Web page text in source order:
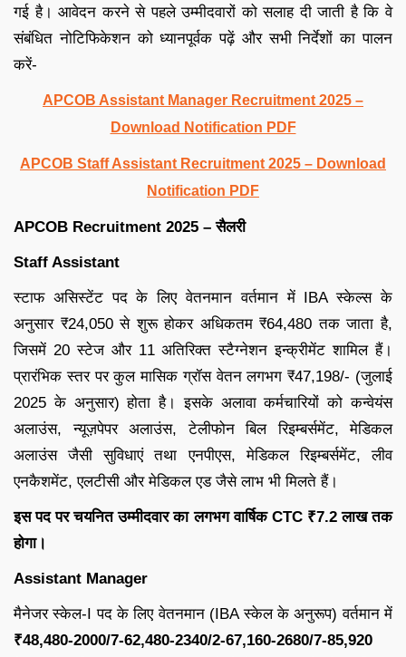
गई है। आवेदन करने से पहले उम्मीदवारों को सलाह दी जाती है कि वे
संबंधित नोटिफिकेशन को ध्यानपूर्वक पढ़ें और सभी निर्देशों का पालन
करें-
APCOB Assistant Manager Recruitment 2025 –
Download Notification PDF
APCOB Staff Assistant Recruitment 2025 – Download
Notification PDF
APCOB Recruitment 2025 – सैलरी
Staff Assistant
स्टाफ असिस्टेंट पद के लिए वेतनमान वर्तमान में IBA स्केल्स के
अनुसार ₹24,050 से शुरू होकर अधिकतम ₹64,480 तक जाता है,
जिसमें 20 स्टेज और 11 अतिरिक्त स्टैग्नेशन इन्क्रीमेंट शामिल हैं।
प्रारंभिक स्तर पर कुल मासिक ग्रॉस वेतन लगभग ₹47,198/- (जुलाई
2025 के अनुसार) होता है। इसके अलावा कर्मचारियों को कन्वेयंस
अलाउंस, न्यूज़पेपर अलाउंस, टेलीफोन बिल रिइम्बर्समेंट, मेडिकल
अलाउंस जैसी सुविधाएं तथा एनपीएस, मेडिकल रिइम्बर्समेंट, लीव
एनकैशमेंट, एलटीसी और मेडिकल एड जैसे लाभ भी मिलते हैं।
इस पद पर चयनित उम्मीदवार का लगभग वार्षिक CTC ₹7.2 लाख तक
होगा।
Assistant Manager
मैनेजर स्केल-I पद के लिए वेतनमान (IBA स्केल के अनुरूप) वर्तमान में
₹48,480-2000/7-62,480-2340/2-67,160-2680/7-85,920